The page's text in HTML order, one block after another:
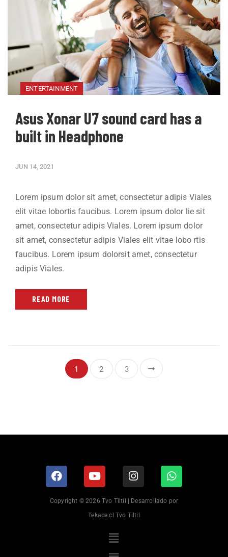
ENTERTAINMENT
Asus Xonar U7 sound card has a
built in Headphone
JUN 14, 2021
Lorem ipsum dolor sit amet, consectetur adipis Viales
elit vitae lobortis faucibus. Lorem ipsum dolor lie sit
amet, consectetur adipis Viales. Lorem ipsum dolor
sit amet, consectetur adipis Viales elit vitae lobo rtis
faucibus. Lorem ipsum dolorsit amet, consectetur
adipis Viales.
READ MORE
1 2 3
Copyright © 2026 Tvo Tiltil | Desarrollado por
Tekace.cl Tvo Tiltil